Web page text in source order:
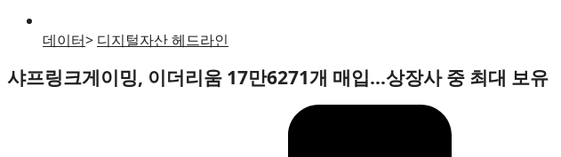
데이터> 디지털자산 헤드라인
샤프링크게이밍, 이더리움 17만6271개 매입…상장사 중 최대 보유